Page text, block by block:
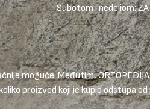
Subotom i nedeljom:
moguće. Međutim,
proizvod koji je kupio odstupa od